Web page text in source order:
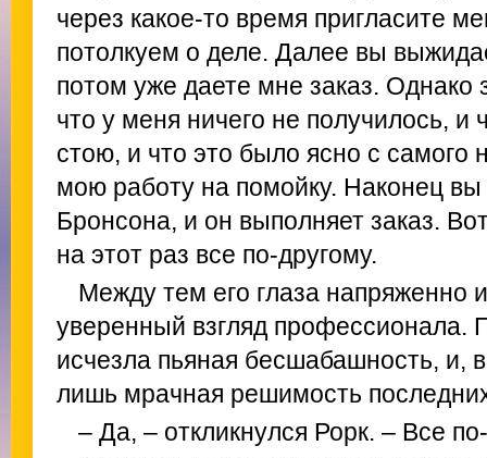
через какое-то время пригласите
потолкуем о деле. Далее вы
потом уже даете мне заказ. Однако
что у меня ничего не получилось, и
стою, и что это было ясно с самого
мою работу на помойку. Наконец
Бронсона, и он выполняет заказ.
на этот раз все по-другому.
Между тем его глаза напряженно
уверенный взгляд профессионала.
исчезла пьяная бесшабашность, и,
лишь мрачная решимость
– Да, – откликнулся Рорк. – Все